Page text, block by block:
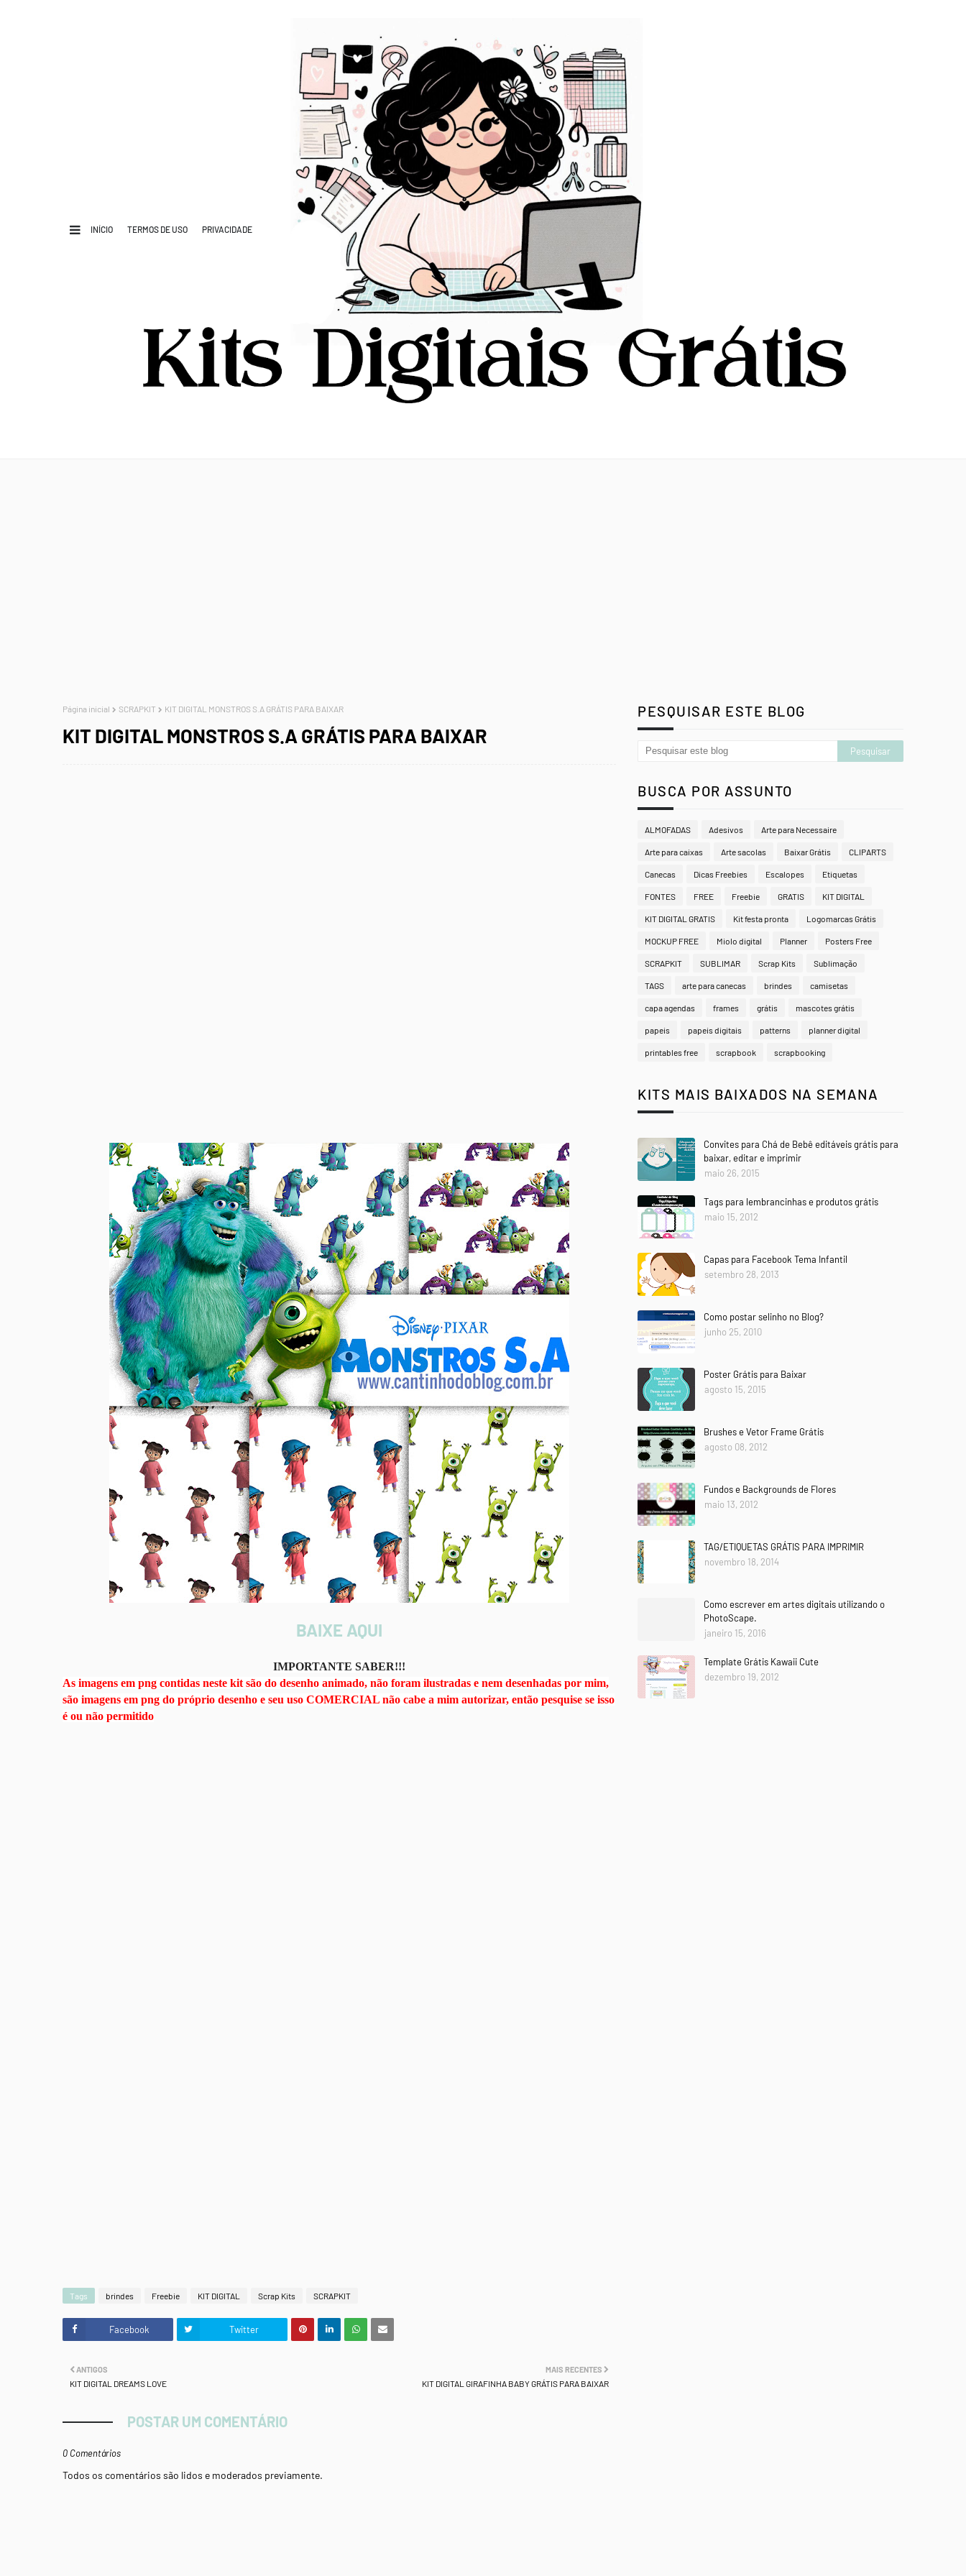
INÍCIO TERMOS DE USO PRIVACIDADE
Página inicial SCRAPKIT KIT DIGITAL MONSTROS S.A GRÁTIS PARA BAIXAR
KIT DIGITAL MONSTROS S.A GRÁTIS PARA BAIXAR
BAIXE AQUI
IMPORTANTE SABER!!!
As imagens em png contidas neste kit são do desenho animado, não foram ilustradas e nem desenhadas por mim,
são imagens em png do próprio desenho e seu uso COMERCIAL não cabe a mim autorizar, então pesquise se isso
é ou não permitido
Tags brindes Freebie KIT DIGITAL Scrap Kits SCRAPKIT
Facebook Twitter
MAIS RECENTES
KIT DIGITAL GIRAFINHA BABY GRÁTIS PARA BAIXAR
ANTIGOS
KIT DIGITAL DREAMS LOVE
POSTAR UM COMENTÁRIO
0 Comentários
Todos os comentários são lidos e moderados previamente.
PESQUISAR ESTE BLOG
BUSCA POR ASSUNTO
ALMOFADAS Adesivos Arte para Necessaire
Arte para caixas Arte sacolas Baixar Grátis CLIPARTS
Canecas Dicas Freebies Escalopes Etiquetas
FONTES FREE Freebie GRATIS KIT DIGITAL
KIT DIGITAL GRATIS Kit festa pronta Logomarcas Grátis
MOCKUP FREE Miolo digital Planner Posters Free
SCRAPKIT SUBLIMAR Scrap Kits Sublimação
TAGS arte para canecas brindes camisetas
capa agendas frames grátis mascotes grátis
papeis papeis digitais patterns planner digital
printables free scrapbook scrapbooking
KITS MAIS BAIXADOS NA SEMANA
Convites para Chá de Bebê editáveis grátis para
baixar, editar e imprimir
maio 26, 2015
Tags para lembrancinhas e produtos grátis
maio 15, 2012
Capas para Facebook Tema Infantil
setembro 28, 2013
Como postar selinho no Blog?
junho 25, 2010
Poster Grátis para Baixar
agosto 15, 2015
Brushes e Vetor Frame Grátis
agosto 08, 2012
Fundos e Backgrounds de Flores
maio 13, 2012
TAG/ETIQUETAS GRÁTIS PARA IMPRIMIR
novembro 18, 2014
Como escrever em artes digitais utilizando o
PhotoScape.
janeiro 15, 2016
Template Grátis Kawaii Cute
dezembro 19, 2012